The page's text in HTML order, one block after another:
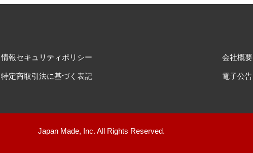
情報セキュリティポリシー
特定商取引法に基づく表記
会社概要
電子公告
Japan Made, Inc. All Rights Reserved.